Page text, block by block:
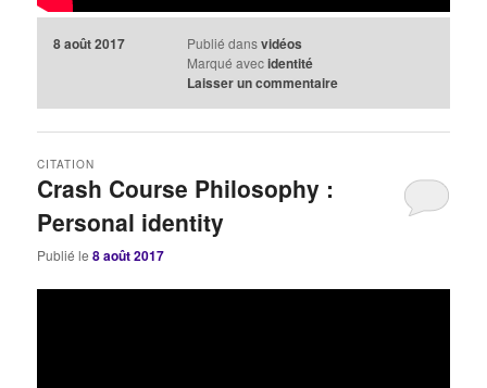
8 août 2017 Publié dans vidéos
Marqué avec identité
Laisser un commentaire
Crash Course Philosophy :
Personal identity
CITATION
Publié le8 août 2017